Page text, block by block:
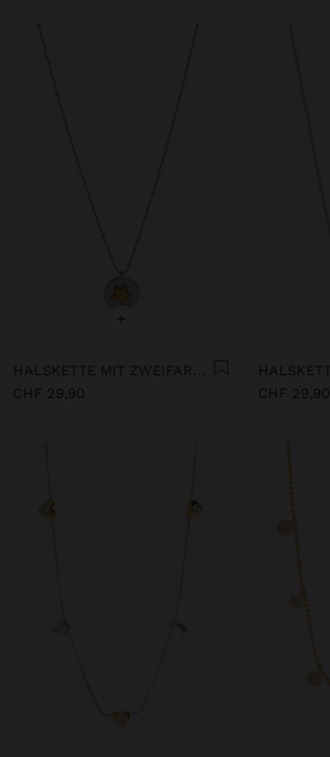
+
HALSKETTE MIT ZWEIFARBIGEM STERNANHÄNGER 18 KARAT VERGOLDET
CHF 29,90
CHF 29,90